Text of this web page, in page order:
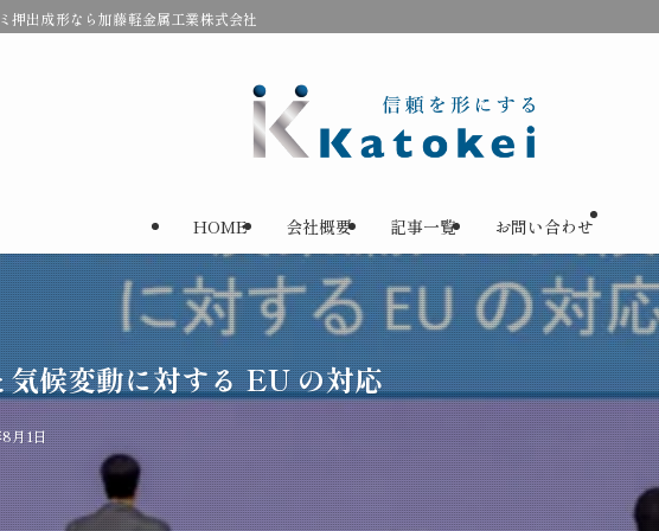
押出成形なら加藤軽金属工業株式会社
HOME 会社概要 記事一覧 お問い合わせ
候変動に対する EU の対応
月1日